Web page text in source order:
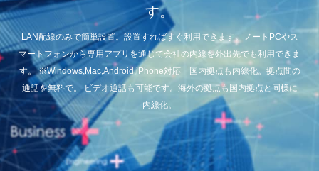
す。
LAN配線のみで簡単設置。設置すればすぐ利用できます。ノートPCやス
マートフォンから専用アプリを通じて会社の内線を外出先でも利用できま
す。 ※Windows,Mac,Android,iPhone対応 国内拠点も内線化。拠点間の
通話を無料で。 ビデオ通話も可能です。海外の拠点も国内拠点と同様に
内線化。